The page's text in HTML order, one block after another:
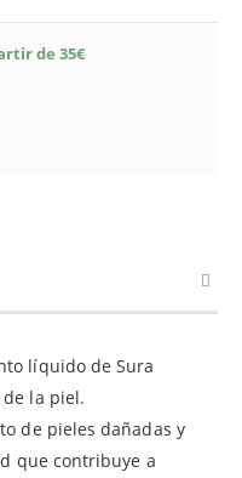
de 35€
líquido de Sura
la piel.
de pieles dañadas y
que contribuye a